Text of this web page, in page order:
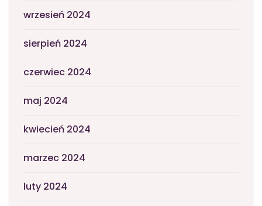
wrzesień 2024
sierpień 2024
czerwiec 2024
maj 2024
kwiecień 2024
marzec 2024
luty 2024